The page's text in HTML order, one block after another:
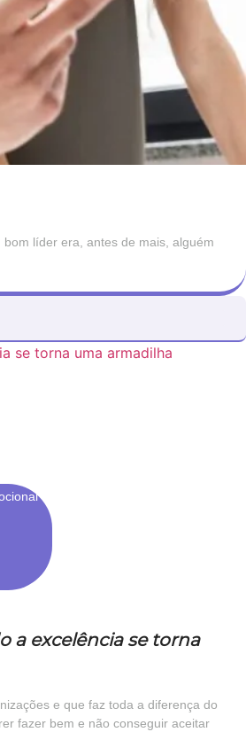
líder era, antes de mais, alguém
a excelência se torna
e que faz toda a diferença do
fazer bem e não conseguir aceitar